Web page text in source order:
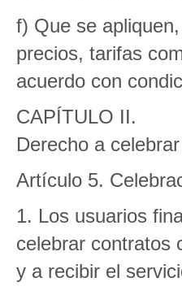
f) Que se
precios, tarifas
acuerdo con
CAPÍTULO II.
Derecho a
Artículo 5.
1. Los usuarios
celebrar contratos
y a recibir el